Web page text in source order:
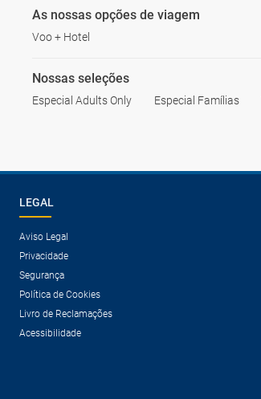
As nossas opções de viagem
Voo + Hotel
Nossas seleções
Especial Adults Only Especial Famílias
LEGAL
Aviso Legal
Privacidade
Segurança
Política de Cookies
Livro de Reclamações
Acessibilidade